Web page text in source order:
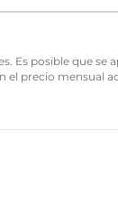
Es posible que
el precio mensual